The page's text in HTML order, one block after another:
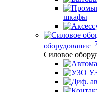
шкафы
оборудование
Силовое